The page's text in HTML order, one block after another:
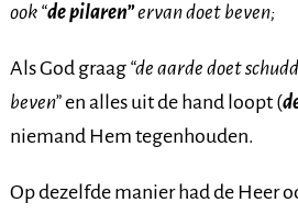
ook “de pilaren”ervan doet beven;
Als God graag “de aarde doet
beven”en alles uit de hand loopt (
niemand Hem tegenhouden.
Op dezelfde manier had de Heer